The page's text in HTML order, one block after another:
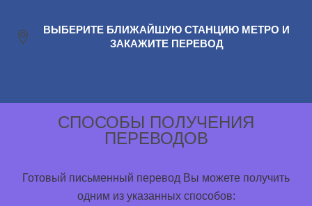
ВЫБЕРИТЕ БЛИЖАЙШУЮ СТАНЦИЮ МЕТРО И
ЗАКАЖИТЕ ПЕРЕВОД
СПОСОБЫ ПОЛУЧЕНИЯ
ПЕРЕВОДОВ
Готовый письменный перевод Вы можете получить
одним из указанных способов: